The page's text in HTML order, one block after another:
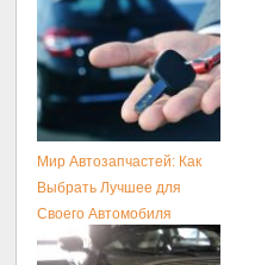
Мир Автозапчастей: Как
Выбрать Лучшее для
Своего Автомобиля